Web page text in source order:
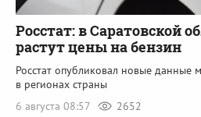
Росстат: в Саратовской
растут цены на бензин
Росстат опубликовал новые данные
в регионах страны
6 августа 08:57
2652